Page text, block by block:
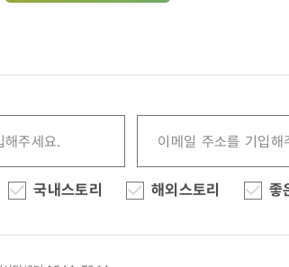
국내스토리 해외스토리 좋